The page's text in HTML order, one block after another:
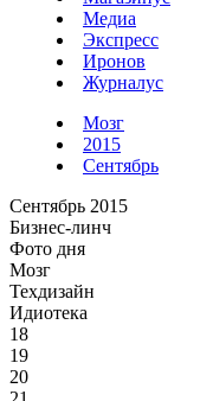
Медиа
Экспресс
Иронов
Журналус
Мозг
2015
Сентябрь
Сентябрь 2015
Бизнес-линч
Фото дня
Мозг
Техдизайн
Идиотека
18
19
20